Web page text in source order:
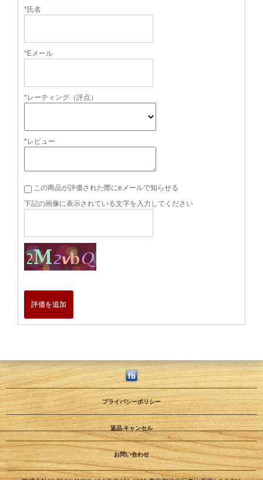
*氏名
*Eメール
*レーティング（評点）
*レビュー
この商品が評価された際にeメールで知らせる
下記の画像に表示されている文字を入力してください
評価を追加
プライバシーポリシー
返品·キャンセル
お問い合わせ